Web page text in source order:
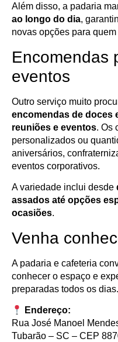
Além disso, a padaria
ao longo do dia,
novas opções para
Encomendas
eventos
Outro serviço muito
encomendas de doces
reuniões e eventos. Os
personalizados ou
aniversários,
eventos corporativos.
A variedade inclui desde
assados até opções
ocasiões.
Venha
A padaria e cafeteria
conhecer o espaço e
preparadas todos os dias.
Endereço:
Rua José Manoel
Tubarão – SC – CEP